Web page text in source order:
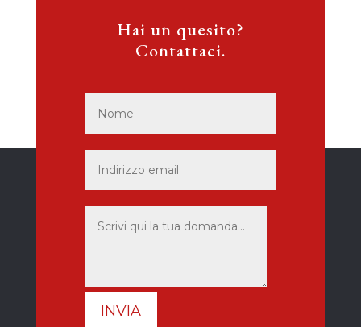
Hai un quesito?
Contattaci.
INVIA